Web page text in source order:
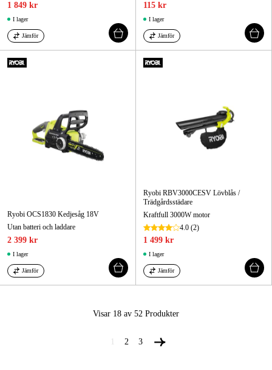
1 849 kr
I lager
Jämför
115 kr
I lager
Jämför
Ryobi OCS1830 Kedjesåg 18V
Utan batteri och laddare
2 399 kr
I lager
Jämför
Ryobi RBV3000CESV Lövblås /
Trädgårdsstädare
Kraftfull 3000W motor
4.0 (2)
1 499 kr
I lager
Jämför
Visar 18 av 52 Produkter
2 3